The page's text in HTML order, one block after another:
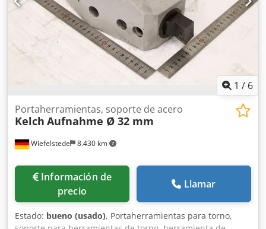
1 / 6
Wiefelstede 8.430 km
Portaherramientas, soporte de acero
Kelch Aufnahme Ø 32 mm
Información de
precio
Llamar
Estado: bueno (usado), Portaherramientas para torno,